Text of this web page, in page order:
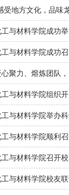
受地方文化，品
工与材料学院成功
工与材料学院成功
心聚力、熔炼团队
与材料学院组织开
工与材料学院举办
工与材料学院顺利
工与材料学院召开
工与材料学院校友